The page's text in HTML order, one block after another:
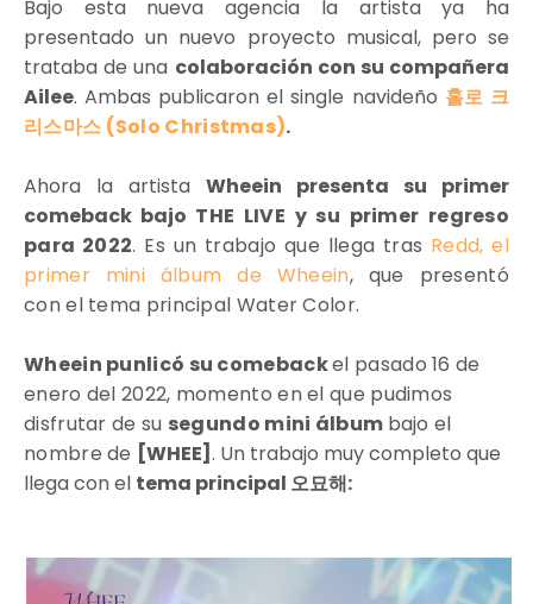
Bajo esta nueva agencia la artista ya ha
presentado un nuevo proyecto musical, pero se
trataba de una colaboración con su compañera
Ailee. Ambas publicaron el single navideño 홀로 크
리스마스 (Solo Christmas).
Ahora la artista Wheein presenta su primer
comeback bajo THE LIVE y su primer regreso
para 2022. Es un trabajo que llega tras Redd, el
primer mini álbum de Wheein, que presentó
conel tema principal Water Color.
Wheein punlicó su comebackel pasado 16 de
enero del 2022, momento en el que pudimos
disfrutar de su segundo mini álbum bajo el
nombre de [WHEE]. Un trabajo muy completo que
llega con el tema principal 오묘해: